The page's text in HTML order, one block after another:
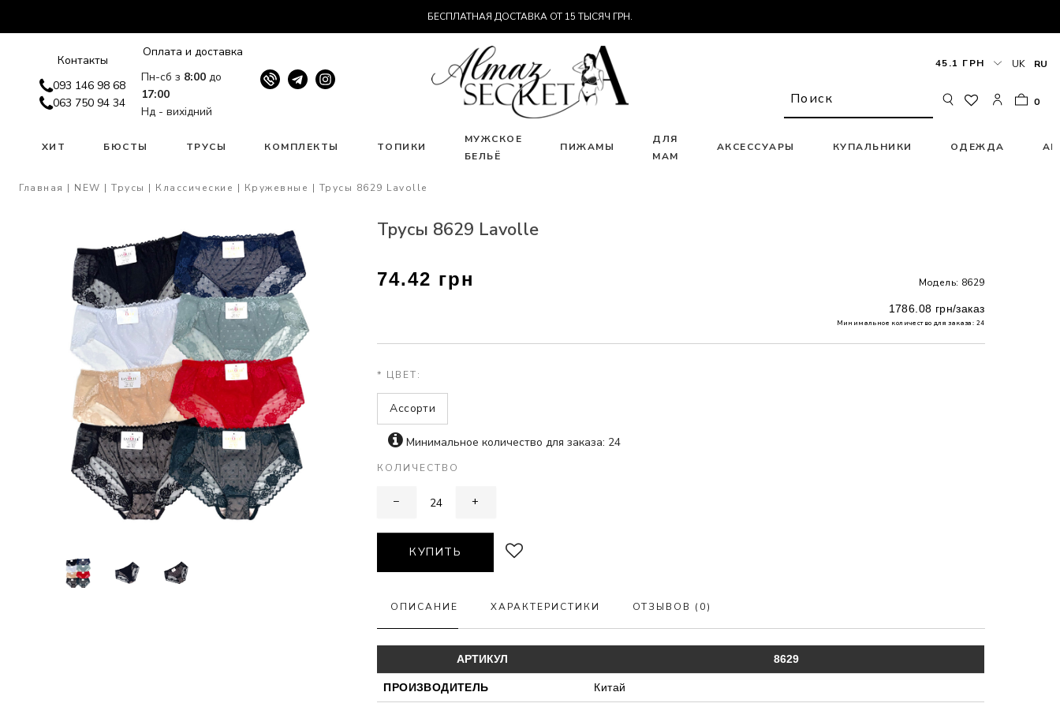
БЕСПЛАТНАЯ ДОСТАВКА ОТ 15 ТЫСЯЧ ГРН.
Контакты
093 146 98 68
063 750 94 34
Оплата и доставка
Пн-сб з 8:00 до
17:00
Нд - вихідний
45.1 ГРН UK RU
0
ХИТ БЮСТЫ ТРУСЫ КОМПЛЕКТЫ ТОПИКИ
МУЖСКОЕ
БЕЛЬЁ
ПИЖАМЫ
ДЛЯ
МАМ
АКСЕССУАРЫ КУПАЛЬНИКИ ОДЕЖДА
Главная NEW Трусы Классические Кружевные Трусы 8629 Lavolle
Трусы 8629 Lavolle
74.42 грн Модель: 8629
1786.08 грн/заказ
Минимальное количество для заказа: 24
* ЦВЕТ:
Ассорти
Минимальное количество для заказа: 24
КОЛИЧЕСТВО
− +
КУПИТЬ
ОПИСАНИЕ ХАРАКТЕРИСТИКИ ОТЗЫВОВ (0)
АРТИКУЛ 8629
ПРОИЗВОДИТЕЛЬ Китай